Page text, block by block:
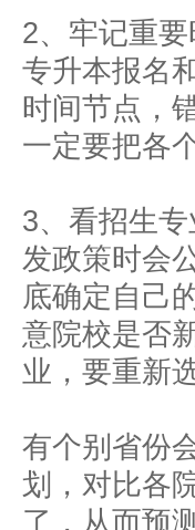
2、牢记重
专升本报名
时间节点，
一定要把各
3、看招生专
发政策时会
底确定自己
意院校是否
业，要重新
有个别省份
划，对比各
了，从而预